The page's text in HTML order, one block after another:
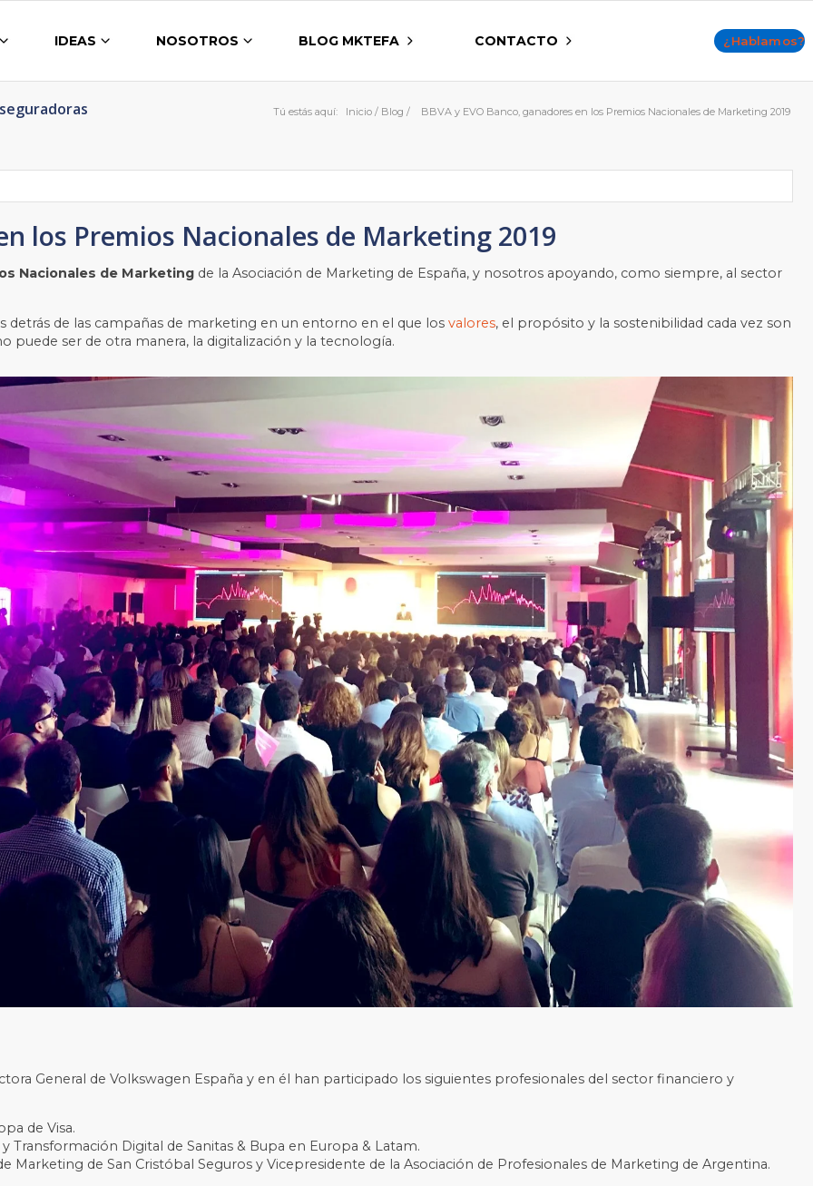
IDEAS NOSOTROS BLOG MKTEFA CONTACTO ¿Hablamos?
Tú estás aquí: Inicio / Blog / BBVA y EVO Banco, ganadores en los Premios Nacionales de Marketing 2019
los Premios Nacionales de Marketing 2019
Nacionales de Marketing de la Asociación de Marketing de España, y nosotros apoyando, como siempre, al sector
detrás de las campañas de marketing en un entorno en el que los valores, el propósito y la sostenibilidad cada vez son
puede ser de otra manera, la digitalización y la tecnología.
General de Volkswagen España y en él han participado los siguientes profesionales del sector financiero y
de Visa.
Transformación Digital de Sanitas & Bupa en Europa & Latam.
Marketing de San Cristóbal Seguros y Vicepresidente de la Asociación de Profesionales de Marketing de Argentina.